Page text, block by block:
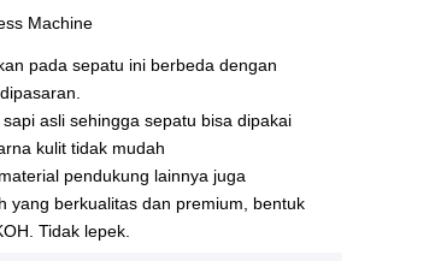
Machine
pada sepatu ini berbeda dengan
asli sehingga sepatu bisa dipakai
kulit tidak mudah
pendukung lainnya juga
yang berkualitas dan premium, bentuk
Tidak lepek.